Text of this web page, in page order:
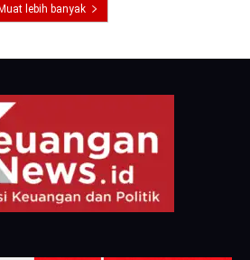
Muat lebih banyak